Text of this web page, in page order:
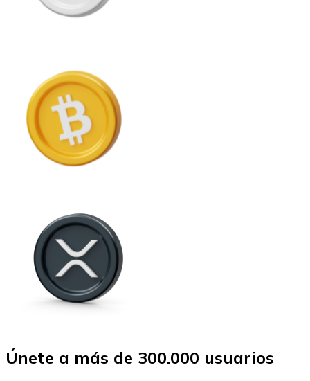
Únete a más de 300.000 usuarios